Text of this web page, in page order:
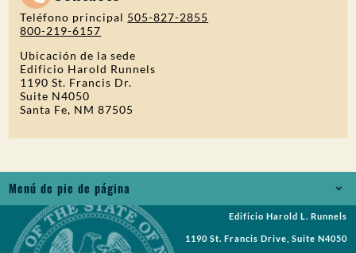
Teléfono principal 505-827-2855
800-219-6157
Ubicación de la sede
Edificio Harold Runnels
1190 St. Francis Dr.
Suite N4050
Santa Fe, NM 87505
Menú de pie de página
Empleos
Edificio Harold L. Runnels
1190 St. Francis Drive, Suite N4050